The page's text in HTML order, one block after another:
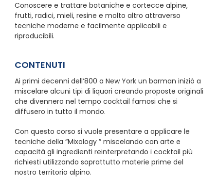
Conoscere e trattare botaniche e cortecce alpine,
frutti, radici, mieli, resine e molto altro attraverso
tecniche moderne e facilmente applicabili e
riproducibili.
CONTENUTI
Ai primi decenni dell’800 a New York un barman iniziò a
miscelare alcuni tipi di liquori creando proposte originali
che divennero nel tempo cocktail famosi che si
diffusero in tutto il mondo.
Con questo corso si vuole presentare a applicare le
tecniche della “Mixology ” miscelando con arte e
capacità gli ingredienti reinterpretando i cocktail più
richiesti utilizzando soprattutto materie prime del
nostro territorio alpino.